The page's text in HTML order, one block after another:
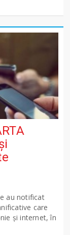
au notificat
care
și internet, în